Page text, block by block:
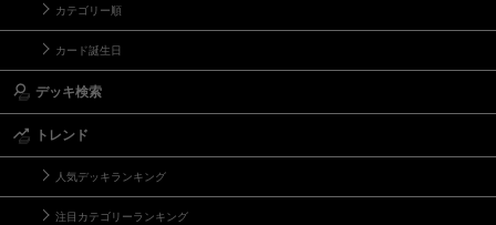
カテゴリー順
カード誕生日
デッキ検索
トレンド
人気デッキランキング
注目カテゴリーランキング